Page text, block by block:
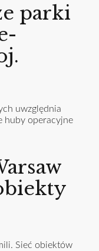
parki
uwzględnia
huby operacyjne
Sieć obiektów